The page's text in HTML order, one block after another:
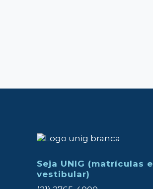
Seja UNIG (matrículas e
vestibular)